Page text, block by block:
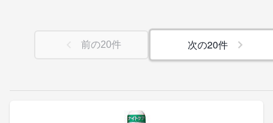
前の20件 次の20件